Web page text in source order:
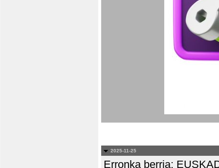
2025-11-25
Erronka berria: